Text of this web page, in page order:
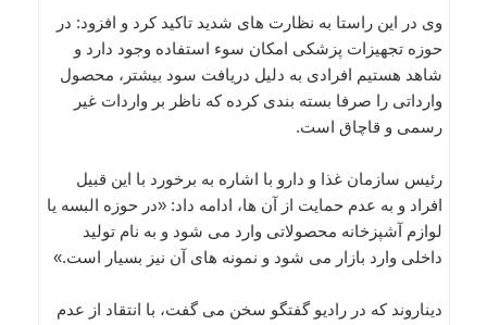
وی در این راستا به نظارت های شدید تاکید کرد و افزود: در
حوزه تجهیزات پزشکی امکان سوء استفاده وجود دارد و
شاهد هستیم افرادی به دلیل دریافت سود بیشتر، محصول
وارداتی را صرفا بسته بندی کرده که ناظر بر واردات غیر
رسمی و قاچاق است.
رئیس سازمان غذا و دارو با اشاره به برخورد با این قبیل
افراد و به عدم حمایت از آن ها، ادامه داد: «در حوزه البسه یا
لوازم آشپزخانه محصولاتی وارد می شود و به نام تولید
داخلی وارد بازار می شود و نمونه های آن نیز بسیار است.»
دیناروند که در رادیو گفتگو سخن می گفت، با انتقاد از عدم